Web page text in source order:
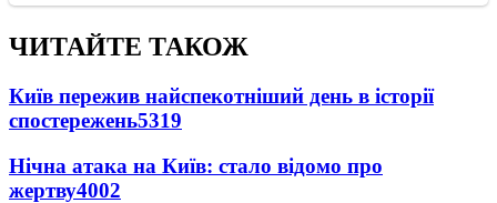
ЧИТАЙТЕ ТАКОЖ
Київ пережив найспекотніший день в історії
спостережень5319
Нічна атака на Київ: стало відомо про
жертву4002